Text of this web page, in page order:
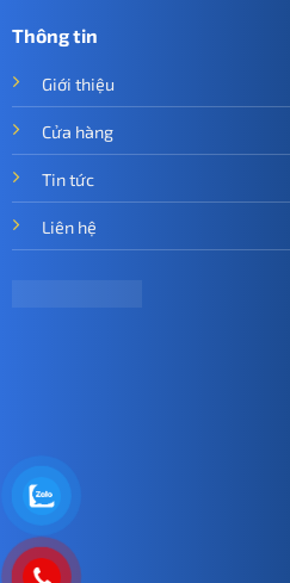
Thông tin
Giới thiệu
Cửa hàng
Tin tức
Liên hệ